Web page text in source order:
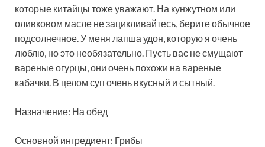
которые китайцы тоже уважают. На кунжутном или
оливковом масле не зацикливайтесь, берите обычное
подсолнечное. У меня лапша удон, которую я очень
люблю, но это необязательно. Пусть вас не смущают
вареные огурцы, они очень похожи на вареные
кабачки. В целом суп очень вкусный и сытный.
Назначение: На обед
Основной ингредиент: Грибы